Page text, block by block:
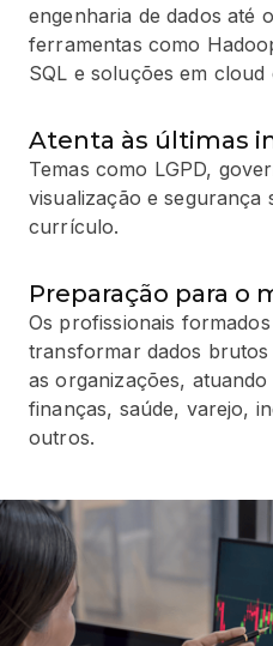
engenharia de dados até
ferramentas como
SQL e soluções em cloud
Atenta às últimas
Temas como LGPD,
visualização e segurança
currículo.
Preparação para o
Os profissionais
transformar dados
as organizações,
finanças, saúde, varejo,
outros.